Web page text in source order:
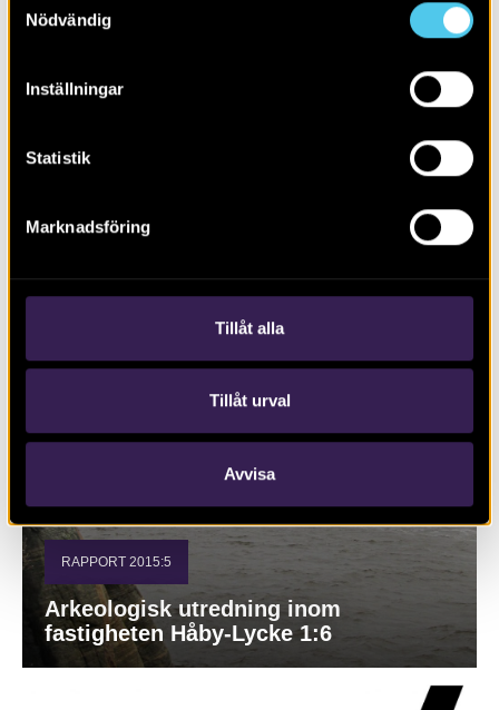
Nödvändig
Inställningar
Statistik
Marknadsföring
Tillåt alla
Tillåt urval
Avvisa
Arkeologisk utredning i Fiskebäckskil
RAPPORT 2015:5
Arkeologisk utredning inom
fastigheten Håby-Lycke 1:6